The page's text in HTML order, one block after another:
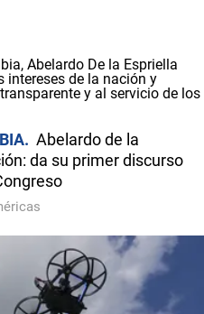
Abelardo de la
da su primer discurso